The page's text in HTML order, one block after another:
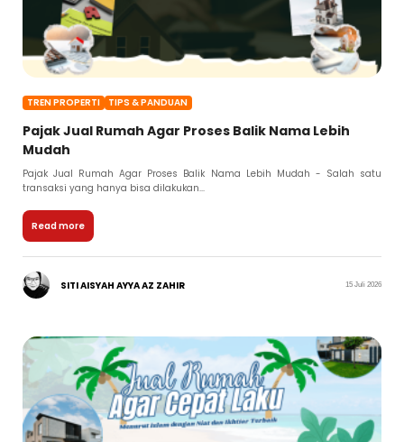
TREN PROPERTI TIPS & PANDUAN
Pajak Jual Rumah Agar Proses Balik Nama Lebih
Mudah
Pajak Jual Rumah Agar Proses Balik Nama Lebih Mudah - Salah satu
transaksi yang hanya bisa dilakukan...
Read more
SITI AISYAH AYYA AZ ZAHIR 15 Juli 2026